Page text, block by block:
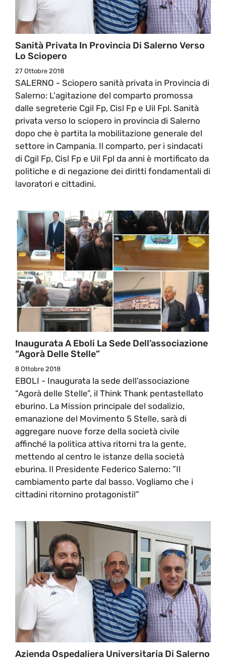
Sanità Privata In Provincia Di Salerno Verso
Lo Sciopero
27 Ottobre 2018
SALERNO - Sciopero sanità privata in Provincia di
Salerno: L'agitazione del comparto promossa
dalle segreterie Cgil Fp, Cisl Fp e Uil Fpl. Sanità
privata verso lo sciopero in provincia di Salerno
dopo che è partita la mobilitazione generale del
settore in Campania. Il comparto, per i sindacati
di Cgil Fp, Cisl Fp e Uil Fpl da anni è mortificato da
politiche e di negazione dei diritti fondamentali di
lavoratori e cittadini.
Inaugurata A Eboli La Sede Dell’associazione
“Agorà Delle Stelle”
8 Ottobre 2018
EBOLI - Inaugurata la sede dell’associazione
“Agorà delle Stelle”, il Think Thank pentastellato
eburino. La Mission principale del sodalizio,
emanazione del Movimento 5 Stelle, sarà di
aggregare nuove forze della società civile
affinché la politica attiva ritorni tra la gente,
mettendo al centro le istanze della società
eburina. Il Presidente Federico Salerno: ”Il
cambiamento parte dal basso. Vogliamo che i
cittadini ritornino protagonisti!”
Azienda Ospedaliera Universitaria Di Salerno